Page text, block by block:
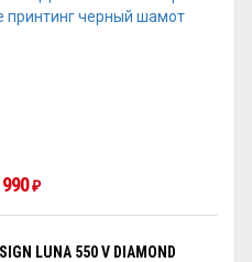
₽
LUNA 550 V DIAMOND